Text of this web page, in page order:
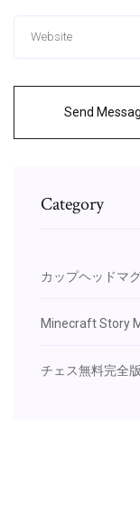
Send
Category
カップヘッドマ
Minecraft Story
チェス無料完全